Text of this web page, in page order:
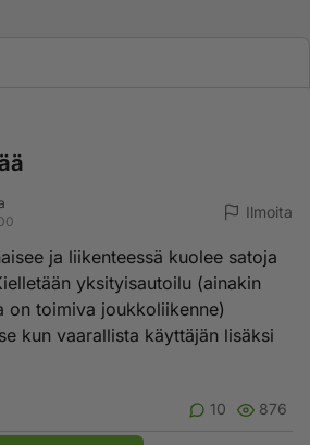
Ilmoita
ja liikenteessä kuolee satoja
yksityisautoilu (ainakin
on toimiva joukkoliikenne)
kun vaarallista käyttäjän lisäksi
10 876